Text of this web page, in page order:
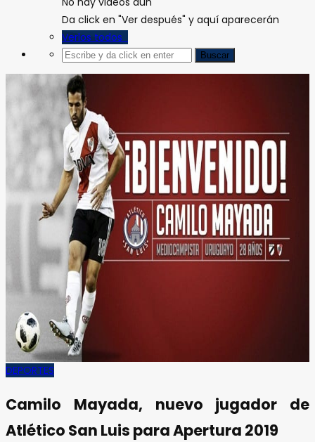
Da click en "Ver después" y aquí aparecerán
Verlos todos
DEPORTES
Camilo Mayada, nuevo jugador de
Atlético San Luis para Apertura 2019